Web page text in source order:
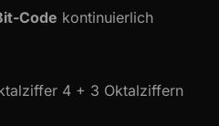
Code kontinuierlich
4 + 3 Oktalziffern